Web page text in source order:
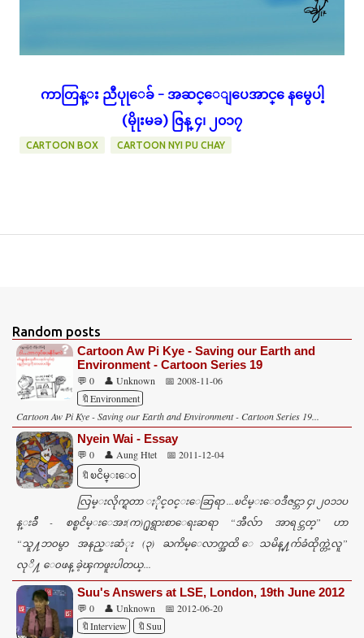
ကာတြန္း ညီပုုေခ် - အဆင္ေျပေအာင္ ေနမွေပါ့
(မိုုးမခ) ဇြန္ ၄၊ ၂၀၁၇
CARTOON BOX CARTOON NYI PU CHAY
Random posts
Cartoon Aw Pi Kye - Saving our Earth and
Environment - Cartoon Series 19
💬 0 👤 Unknown
📅 2008-11-06
🔖Environment
Cartoon Aw Pi Kye - Saving our Earth and Environment - Cartoon Series 19...
Nyein Wai - Essay
💬 0 👤 Aung Htet
📅 2011-12-04
🔖ၿငိမ္းေ၀
လြမ္းလိုက္ရတာ ႏိုင္ဝင္းေဆြရာ ...ၿငိမ္းေ၀ဒီဇင္ဘာ ၄၊ ၂၀၁၁ပ
န္းခ်ီ - စစ္ၿငိမ္းေအး(က)႐ုရွားစာေရးဆရာ “အီလ်ာ အာရင္ဘတ္” ဟာ
“သူ႔ဘ၀မွာ အနည္းဆံုး (၃) ႀကိမ္ေလာက္အထိ ေသမိန္႔က်ခံထိုက္တဲ့လူ”
လုိ႔ ေ၀ဖန္ ခဲ့ၾကဖူးပါတယ္...
Suu's Answers at LSE, London, 19th June 2012
💬 0 👤 Unknown
📅 2012-06-20
🔖Interview
🔖Suu